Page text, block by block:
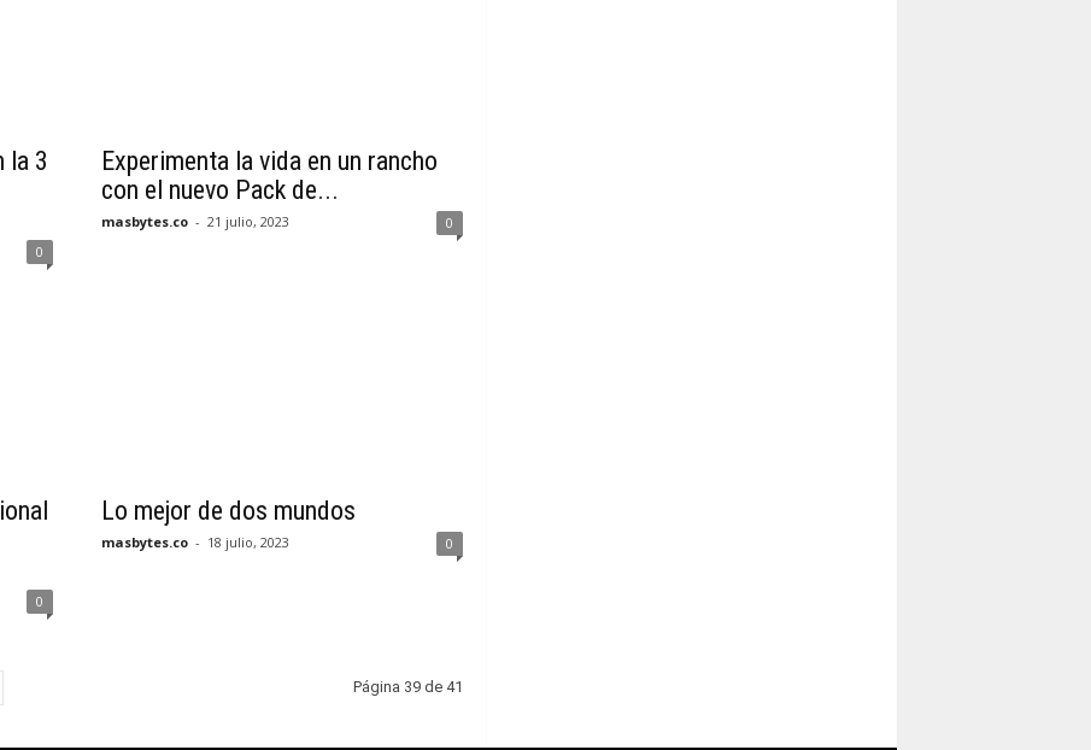
la 3
0
Experimenta la vida en un rancho
con el nuevo Pack de...
masbytes.co - 21 julio, 2023 0
0
Lo mejor de dos mundos
masbytes.co - 18 julio, 2023 0
Página 39 de 41